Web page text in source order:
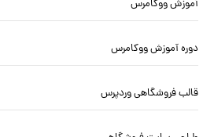
آموزش ووکامرس
دوره آموزش ووکامرس
قالب فروشگاهی وردپرس